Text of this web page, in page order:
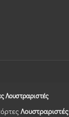
Λουστραριστές
Λουστραριστές